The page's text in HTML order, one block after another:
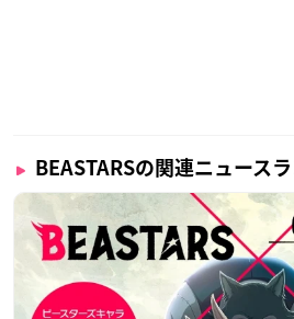
BEASTARSの関連ニュース